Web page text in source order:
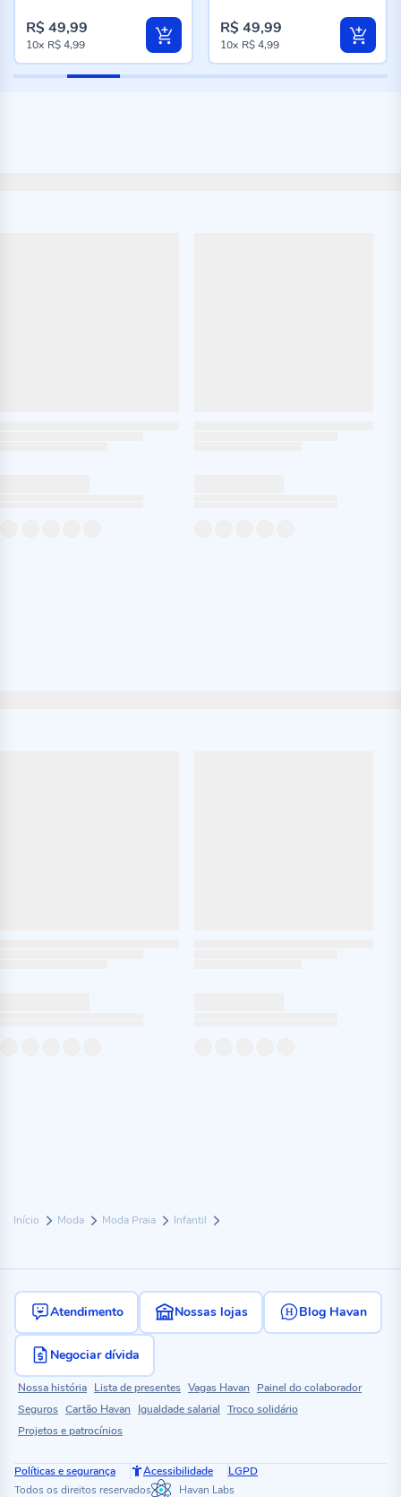
Início Moda Moda Praia Infantil
R$ 49,99
10x R$ 4,99
R$ 49,99
10x R$ 4,99
Atendimento Nossas lojas Blog Havan
Negociar dívida
Nossa história Lista de presentes Vagas Havan
Painel do colaborador
Seguros Cartão Havan Igualdade salarial Troco solidário
Projetos e patrocínios
Políticas e segurança Acessibilidade
LGPD
Todos os direitos reservados
Havan Labs